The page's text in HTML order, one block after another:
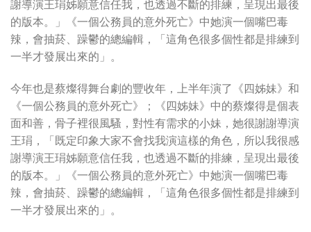
謝導演王琄姊願意信任我，也透過不斷的排練，呈現出最後
的版本。」《一個公務員的意外死亡》中她演一個嘴巴毒
辣，會抽菸、躁鬱的總編輯，「這角色很多個性都是排練到
一半才發展出來的」。
今年也是蔡燦得舞台劇的豐收年，上半年演了《四姊妹》和
《一個公務員的意外死亡》；《四姊妹》中的蔡燦得是個表
面和善，骨子裡很風騷，對性有需求的小妹，她很謝謝導演
王琄，「既定印象大家不會找我演這樣的角色，所以我很感
謝導演王琄姊願意信任我，也透過不斷的排練，呈現出最後
的版本。」《一個公務員的意外死亡》中她演一個嘴巴毒
辣，會抽菸、躁鬱的總編輯，「這角色很多個性都是排練到
一半才發展出來的」。